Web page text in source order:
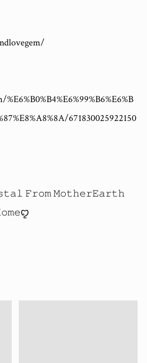
671830025922150
𝙵𝚛𝚘𝚖 𝙼𝚘𝚝𝚑𝚎𝚛𝙴𝚊𝚛𝚝𝚑